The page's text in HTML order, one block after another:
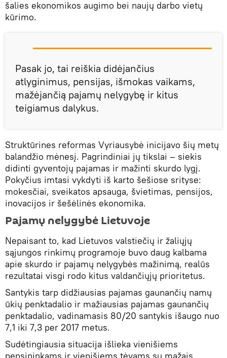
šalies ekonomikos augimo bei naujų darbo vietų
kūrimo.
Pasak jo, tai reiškia didėjančius
atlyginimus, pensijas, išmokas vaikams,
mažėjančią pajamų nelygybę ir kitus
teigiamus dalykus.
Struktūrines reformas Vyriausybė inicijavo šių metų
balandžio mėnesį. Pagrindiniai jų tikslai – siekis
didinti gyventojų pajamas ir mažinti skurdo lygį.
Pokyčius imtasi vykdyti iš karto šešiose srityse:
mokesčiai, sveikatos apsauga, švietimas, pensijos,
inovacijos ir šešėlinės ekonomika.
Pajamų nelygybė Lietuvoje
Nepaisant to, kad Lietuvos valstiečių ir žaliųjų
sąjungos rinkimų programoje buvo daug kalbama
apie skurdo ir pajamų nelygybės mažinimą, realūs
rezultatai visgi rodo kitus valdančiųjų prioritetus.
Santykis tarp didžiausias pajamas gaunančių namų
ūkių penktadalio ir mažiausias pajamas gaunančių
penktadalio, vadinamasis 80/20 santykis išaugo nuo
7,1 iki 7,3 per 2017 metus.
Sudėtingiausia situacija išlieka vienišiems
pensininkams ir vienišiems tėvams su mažais